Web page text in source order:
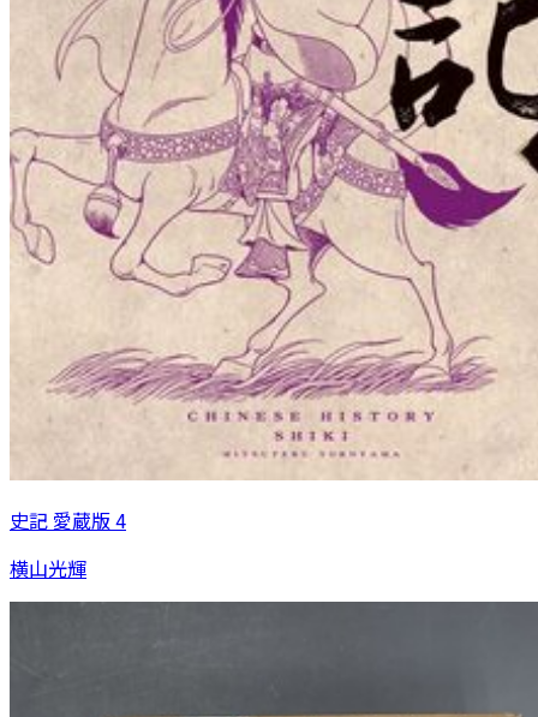
史記 愛蔵版 4
横山光輝